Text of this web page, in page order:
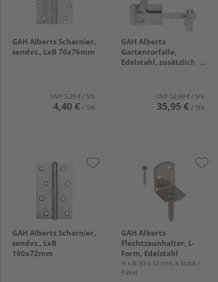
GAH Alberts Scharnier,
sendvz., LxB 76x76mm
UVP 5,29 €/ Stk.
4,40 € / Stk.
GAH Alberts
Gartentorfalle,
Edelstahl, zusätzlich
UVP 52,99 €/ Stk.
35,95 € / Stk.
GAH Alberts Scharnier,
sendvz., LxB
100x72mm
GAH Alberts
Flechtzaunhalter, L-
Form, Edelstahl
H x B: 83 x 32 mm, 4 Stück /
Paket